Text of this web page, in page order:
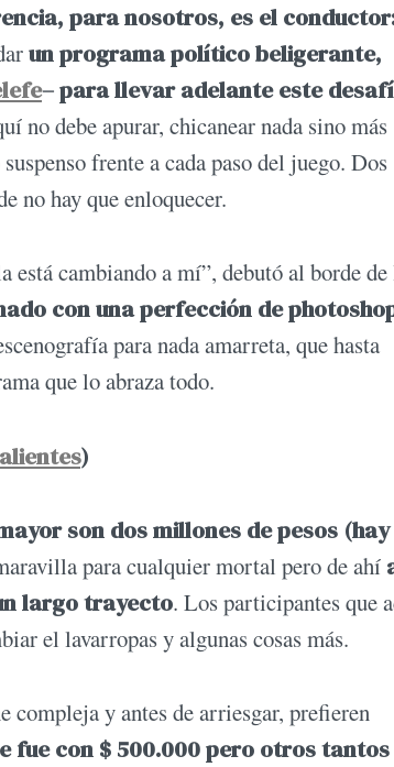
para nosotros, es el
un programa político beligerante,
– para llevar adelante este
no debe apurar, chicanear nada sino más
frente a cada paso del juego. Dos
no hay que enloquecer.
está cambiando a mí”, debutó al borde de
con una perfección de
para nada amarreta, que hasta
que lo abraza todo.
)
son dos millones de pesos (hay
para cualquier mortal pero de ahí
largo trayecto. Los participantes que
el lavarropas y algunas cosas más.
compleja y antes de arriesgar, prefieren
fue con $ 500.000 pero otros tantos